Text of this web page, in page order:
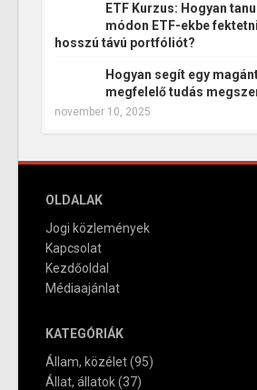
ETF Kurzus: Hogyan
módon ETF-ekbe
hosszú távú portfóliót?
Hogyan segít egy
megfelelő tudás
november 10, 2025
OLDALAK
Jogi közlemények
Kapcsolat
Kezdőoldal
Médiaajánlat
KATEGÓRIÁK
Állam, közélet(95)
Állat, állatok(37)